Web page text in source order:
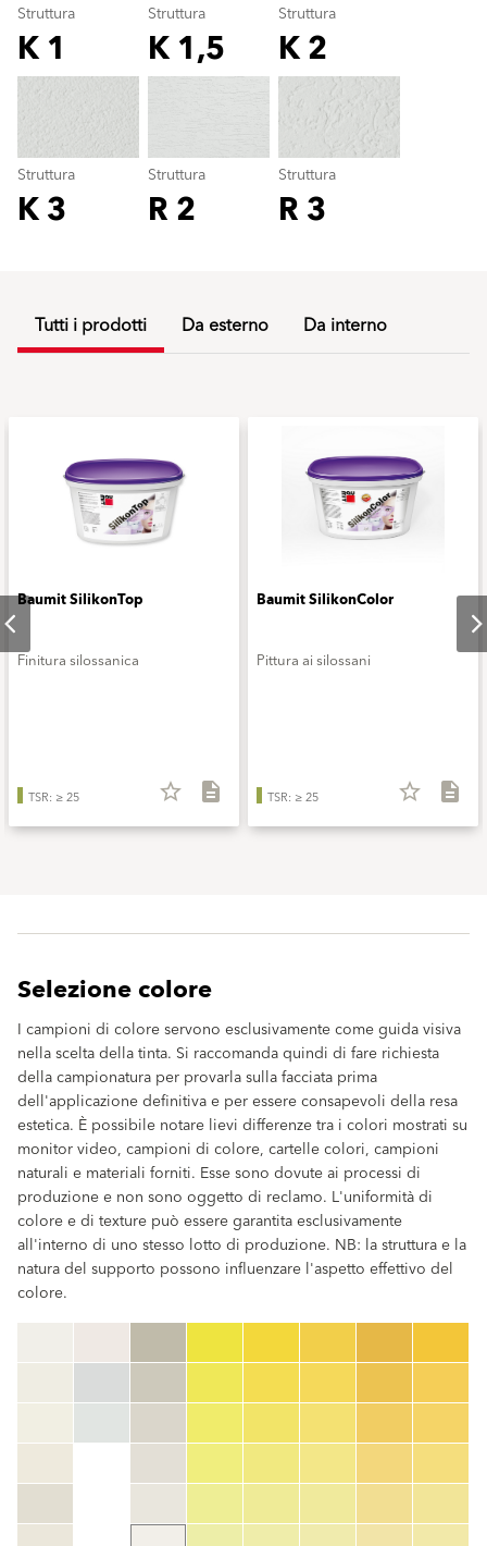
Struttura
K 1
Struttura
K 1,5
Struttura
K 2
Struttura
K 3
Struttura
R 2
Struttura
R 3
Struttura
color_name
Tutti i prodotti Da esterno Da interno
Baumit SilikonTop
Finitura silossanica
TSR: ≥ 25 star_border description
Baumit SilikonColor
Pittura ai silossani
TSR: ≥ 25 star_border description
Selezione colore
I campioni di colore servono esclusivamente come guida visiva
nella scelta della tinta. Si raccomanda quindi di fare richiesta
della campionatura per provarla sulla facciata prima
dell'applicazione definitiva e per essere consapevoli della resa
estetica. È possibile notare lievi differenze tra i colori mostrati su
monitor video, campioni di colore, cartelle colori, campioni
naturali e materiali forniti. Esse sono dovute ai processi di
produzione e non sono oggetto di reclamo. L'uniformità di
colore e di texture può essere garantita esclusivamente
all'interno di uno stesso lotto di produzione. NB: la struttura e la
natura del supporto possono influenzare l'aspetto effettivo del
colore.